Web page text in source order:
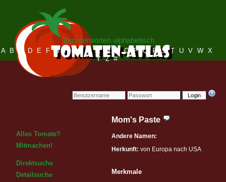
Login
Tomatensorten alphabetisch
A B C D E F G H I J K L M N O P Q R S T U V W X
Y Z #
Alles Tomate?
Mitmachen!
Direktsuche
Detailsuche
Mom's Paste
Andere Namen:
Herkunft: von Europa nach USA
Merkmale